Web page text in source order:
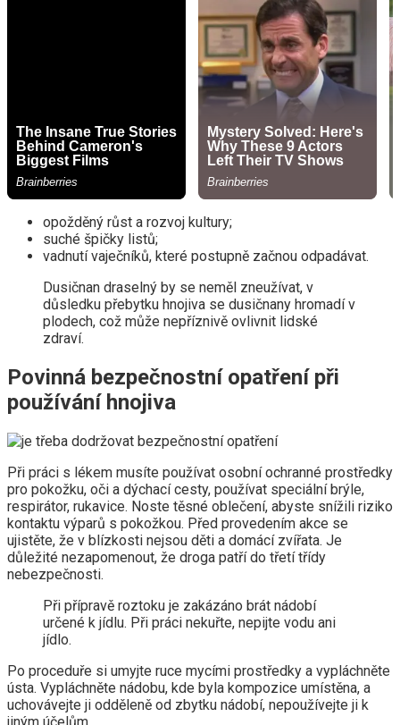
opožděný růst a rozvoj kultury;
suché špičky listů;
vadnutí vaječníků, které postupně začnou odpadávat.
Dusičnan draselný by se neměl zneužívat, v
důsledku přebytku hnojiva se dusičnany hromadí v
plodech, což může nepříznivě ovlivnit lidské
zdraví.
Povinná bezpečnostní opatření při
používání hnojiva
Při práci s lékem musíte používat osobní ochranné prostředky
pro pokožku, oči a dýchací cesty, používat speciální brýle,
respirátor, rukavice. Noste těsné oblečení, abyste snížili riziko
kontaktu výparů s pokožkou. Před provedením akce se
ujistěte, že v blízkosti nejsou děti a domácí zvířata. Je
důležité nezapomenout, že droga patří do třetí třídy
nebezpečnosti.
Při přípravě roztoku je zakázáno brát nádobí
určené k jídlu. Při práci nekuřte, nepijte vodu ani
jídlo.
Po proceduře si umyjte ruce mycími prostředky a vypláchněte
ústa. Vypláchněte nádobu, kde byla kompozice umístěna, a
uchovávejte ji odděleně od zbytku nádobí, nepoužívejte ji k
jiným účelům.